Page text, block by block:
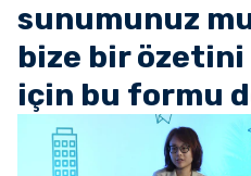
sunumunuz
bize bir
için bu formu